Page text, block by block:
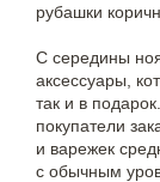
рубашки
С середины
аксессуары,
так и в
покупатели
и варежек
с обычным